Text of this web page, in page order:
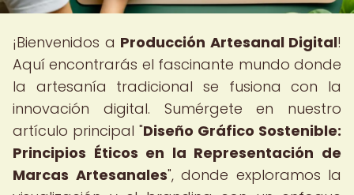
¡Bienvenidos a Producción Artesanal Digital!
Aquí encontrarás el fascinante mundo donde
la artesanía tradicional se fusiona con la
innovación digital. Sumérgete en nuestro
artículo principal "Diseño Gráfico Sostenible:
Principios Éticos en la Representación de
Marcas Artesanales", donde exploramos la